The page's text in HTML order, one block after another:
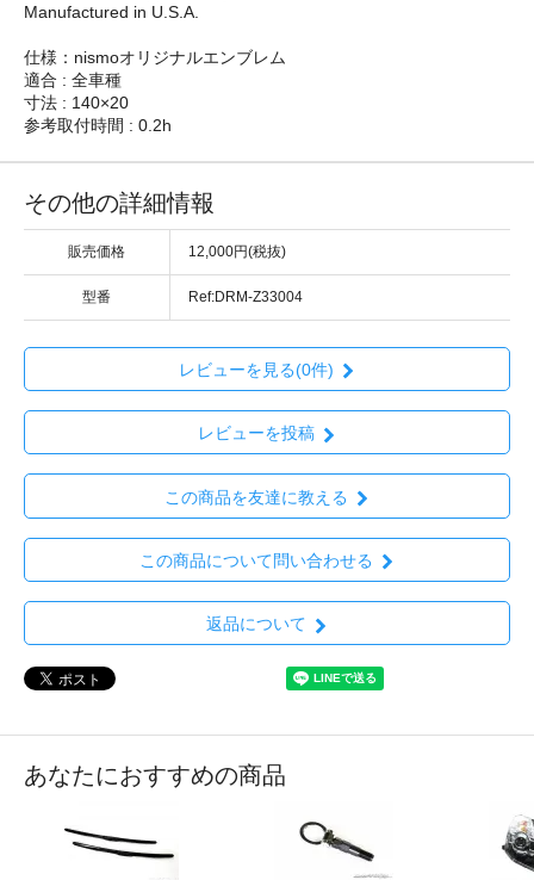
Manufactured in U.S.A.
仕様：nismoオリジナルエンブレム
適合 : 全車種
寸法 : 140×20
参考取付時間 : 0.2h
その他の詳細情報
販売価格 12,000円(税抜)
型番 Ref:DRM-Z33004
レビューを見る(0件)
レビューを投稿
この商品を友達に教える
この商品について問い合わせる
返品について
あなたにおすすめの商品